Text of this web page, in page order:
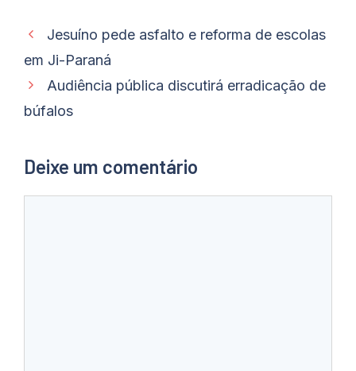
Jesuíno pede asfalto e reforma de escolas
em Ji-Paraná
Audiência pública discutirá erradicação de
búfalos
Deixe um comentário